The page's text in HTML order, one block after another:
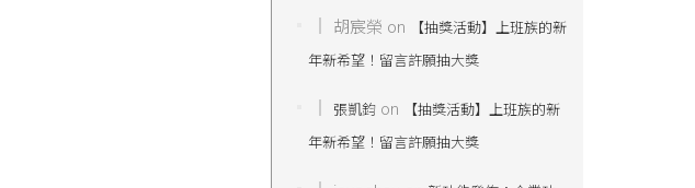
胡宸榮 on
【抽獎活動】上班族的新
年新希望！留言許願抽大獎
張凱鈞on
【抽獎活動】上班族的新
年新希望！留言許願抽大獎